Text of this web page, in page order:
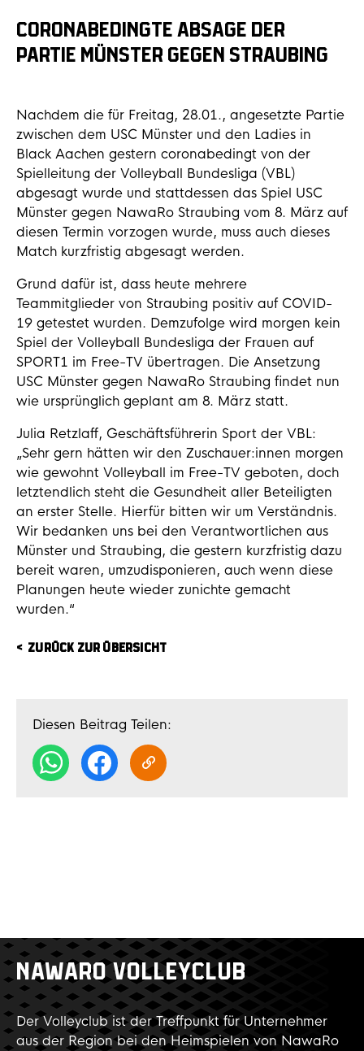
CORONABEDINGTE ABSAGE DER
PARTIE MÜNSTER GEGEN STRAUBING
Nachdem die für Freitag, 28.01., angesetzte Partie
zwischen dem USC Münster und den Ladies in
Black Aachen gestern coronabedingt von der
Spielleitung der Volleyball Bundesliga (VBL)
abgesagt wurde und stattdessen das Spiel USC
Münster gegen NawaRo Straubing vom 8. März auf
diesen Termin vorzogen wurde, muss auch dieses
Match kurzfristig abgesagt werden.
Grund dafür ist, dass heute mehrere
Teammitglieder von Straubing positiv auf COVID-
19 getestet wurden. Demzufolge wird morgen kein
Spiel der Volleyball Bundesliga der Frauen auf
SPORT1 im Free-TV übertragen. Die Ansetzung
USC Münster gegen NawaRo Straubing findet nun
wie ursprünglich geplant am 8. März statt.
Julia Retzlaff, Geschäftsführerin Sport der VBL:
„Sehr gern hätten wir den Zuschauer:innen morgen
wie gewohnt Volleyball im Free-TV geboten, doch
letztendlich steht die Gesundheit aller Beteiligten
an erster Stelle. Hierfür bitten wir um Verständnis.
Wir bedanken uns bei den Verantwortlichen aus
Münster und Straubing, die gestern kurzfristig dazu
bereit waren, umzudisponieren, auch wenn diese
Planungen heute wieder zunichte gemacht
wurden.“
ZURÜCK ZUR ÜBERSICHT
Diesen Beitrag Teilen:
NAWARO VOLLEYCLUB
Der Volleyclub ist der Treffpunkt für Unternehmer
aus der Region bei den Heimspielen von NawaRo